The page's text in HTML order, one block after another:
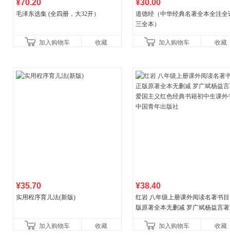
¥70.20
毛泽东选集 (全四册，大32开）
加入购物车 收藏
¥30.00
道德经（中华经典名著全本全注全
三全本）
加入购物车 收藏
¥35.70
实用程序育儿法(新版)
加入购物车 收藏
¥38.40
红岩 八年级上册课外阅读名著书
版原著全本无删减 罗广斌杨益言
国青年出版社加入购物车 收藏